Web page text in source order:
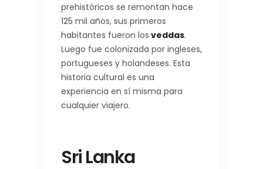
prehistóricos se remontan hace
125 mil años, sus primeros
habitantes fueron los veddas.
Luego fue colonizada por ingleses,
portugueses y holandeses. Esta
historia cultural es una
experiencia en sí misma para
cualquier viajero.
Sri Lanka